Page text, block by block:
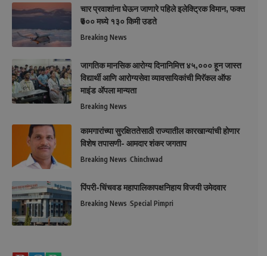
चार प्रवाशांना घेऊन जाणारे पहिले इलेक्ट्रिक विमान, फक्त
₹७०० मध्ये १३० किमी उडते
Breaking News
जागतिक मानसिक आरोग्य दिनानिमित्त ४५,००० हून जास्त
विद्यार्थी आणि आरोग्यसेवा व्यावसायिकांची मिरॅकल ऑफ
माइंड ॲपला मान्यता
Breaking News
कामगारांच्या सुरक्षिततेसाठी राज्यातील कारखान्यांची होणार
विशेष तपासणी- आमदार शंकर जगताप
Breaking News Chinchwad
पिंपरी-चिंचवड महापालिकापक्षनिहाय विजयी उमेदवार
Breaking News Special Pimpri